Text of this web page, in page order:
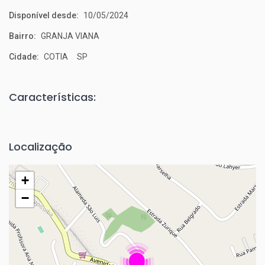
Disponível desde: 10/05/2024
Bairro: GRANJA VIANA
Cidade: COTIA SP
Características:
Localização
+
−